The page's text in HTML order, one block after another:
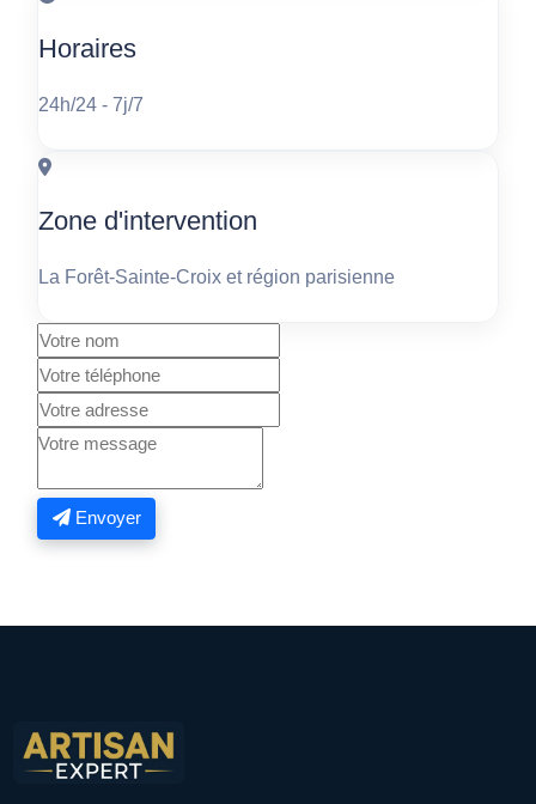
Horaires
24h/24 - 7j/7
Zone d'intervention
La Forêt-Sainte-Croix et région parisienne
Envoyer